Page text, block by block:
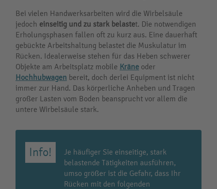
Bei vielen Handwerksarbeiten wird die Wirbelsäule
jedoch einseitig und zu stark belastet. Die notwendigen
Erholungsphasen fallen oft zu kurz aus. Eine dauerhaft
gebückte Arbeitshaltung belastet die Muskulatur im
Rücken. Idealerweise stehen für das Heben schwerer
Objekte am Arbeitsplatz mobile Kräne oder
Hochhubwagen bereit, doch derlei Equipment ist nicht
immer zur Hand. Das körperliche Anheben und Tragen
großer Lasten vom Boden beansprucht vor allem die
untere Wirbelsäule stark.
Je häufiger Sie einseitige, stark
belastende Tätigkeiten ausführen,
umso größer ist die Gefahr, dass Ihr
Rücken mit den folgenden